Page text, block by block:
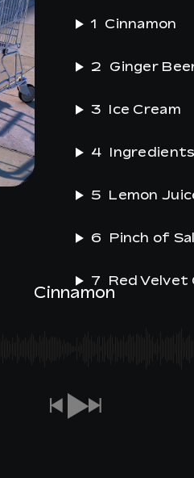
1 Cinnamon
2 Ginger
3 Ice Cream
4
5 Lemon
6 Pinch of
7 Red Velvet
Cinnamon